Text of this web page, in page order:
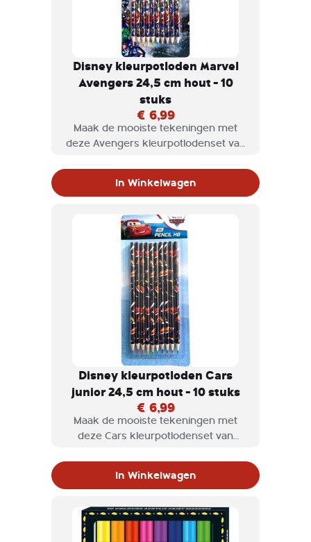
Disney kleurpotloden Marvel
Avengers 24,5 cm hout - 10
stuks
€ 6,99
Maak de mooiste tekeningen met
deze Avengers kleurpotlodenset van
waarbij Iron Man natuurlijk niet mag
vrije loop!
In Winkelwagen
Disney kleurpotloden Cars
junior 24,5 cm hout - 10 stuks
€ 6,99
Maak de mooiste tekeningen met
deze Cars kleurpotlodenset van
waarbij Bliksem McQueen natuurlijk
creativiteit de vrije loop!
In Winkelwagen